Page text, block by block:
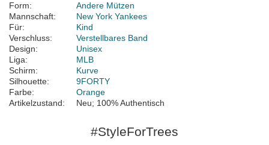
Form:
Andere Mützen
Mannschaft:
New York Yankees
Für:
Kind
Verschluss:
Verstellbares Band
Design:
Unisex
Liga:
MLB
Schirm:
Kurve
Silhouette:
9FORTY
Farbe:
Orange
Artikelzustand:
Neu; 100% Authentisch
#StyleForTrees